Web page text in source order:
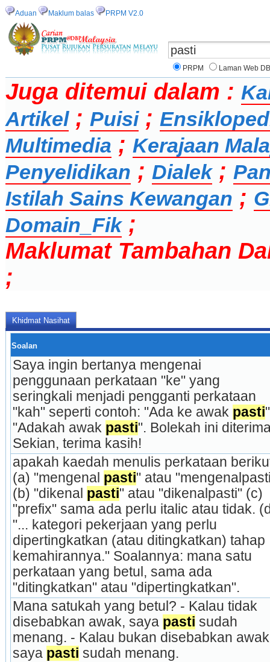
Aduan Maklum balas PRPM V2.0
PRPM Laman Web
Juga ditemui dalam :
Artikel; Puisi;
Multimedia ; Kerajaan
Penyelidikan ; Dialek;
Istilah Sains Kewangan ;
Domain_Fik;
Maklumat Tambahan
;
Khidmat Nasihat
Soalan
Saya ingin bertanya mengenai
penggunaan perkataan "ke" yang
seringkali menjadi pengganti perkataan
"kah" seperti contoh: "Ada ke awak pasti
"Adakah awak pasti". Bolekah ini
Sekian, terima kasih!
apakah kaedah menulis perkataan
(a) "mengenal pasti" atau
(b) "dikenal pasti" atau "dikenalpasti" (c)
"prefix" sama ada perlu italic atau tidak.
"... kategori pekerjaan yang perlu
dipertingkatkan (atau ditingkatkan) tahap
kemahirannya." Soalannya: mana satu
perkataan yang betul, sama ada
"ditingkatkan" atau "dipertingkatkan".
Mana satukah yang betul? - Kalau tidak
disebabkan awak, saya pasti sudah
menang. - Kalau bukan disebabkan
saya pasti sudah menang.